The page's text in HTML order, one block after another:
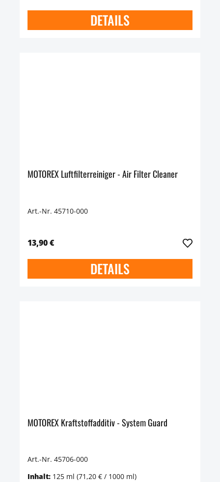
DETAILS
MOTOREX Luftfilterreiniger - Air Filter Cleaner
Art.-Nr. 45710-000
13,90 €
DETAILS
MOTOREX Kraftstoffadditiv - System Guard
Art.-Nr. 45706-000
Inhalt: 125 ml (71,20 € / 1000 ml)